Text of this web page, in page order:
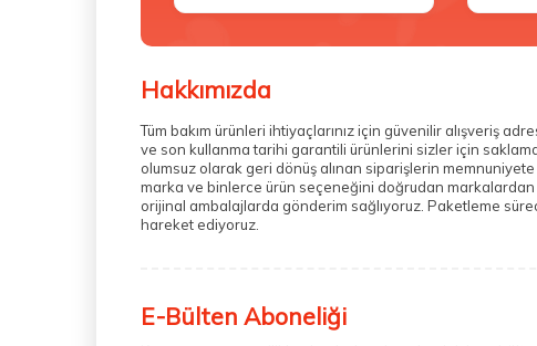
Hakkımızda
Tüm bakım ürünleri ihtiyaçlarınız için güvenilir alışveriş
ve son kullanma tarihi garantili ürünlerini sizler için
olumsuz olarak geri dönüş alınan siparişlerin
marka ve binlerce ürün seçeneğini doğrudan markalardan
orijinal ambalajlarda gönderim sağlıyoruz. Paketleme
hareket ediyoruz.
E-Bülten Aboneliği